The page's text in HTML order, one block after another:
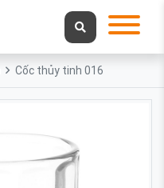
Cốc thủy tinh 016